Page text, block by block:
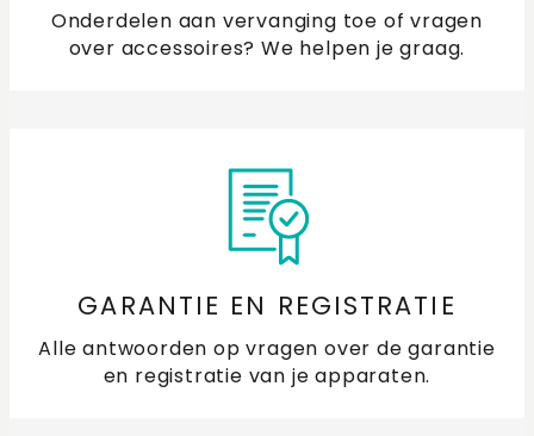
Hoe maak ik vlekken op het glas van mijn kookplaat
schoon?
Hoe werkt mijn inductiekookplaat?
Is het mogelijk om mijn kookplaat vlak in te bouwen?
Waar houd je rekening mee met een 1,2 of 3 fasen
Waarom kan ik niet alle kookzones tegelijk op de
Onderdelen aan vervanging toe of vragen
over accessoires? We helpen je graag.
GARANTIE EN REGISTRATIE
Alle antwoorden op vragen over de garantie
en registratie van je apparaten.